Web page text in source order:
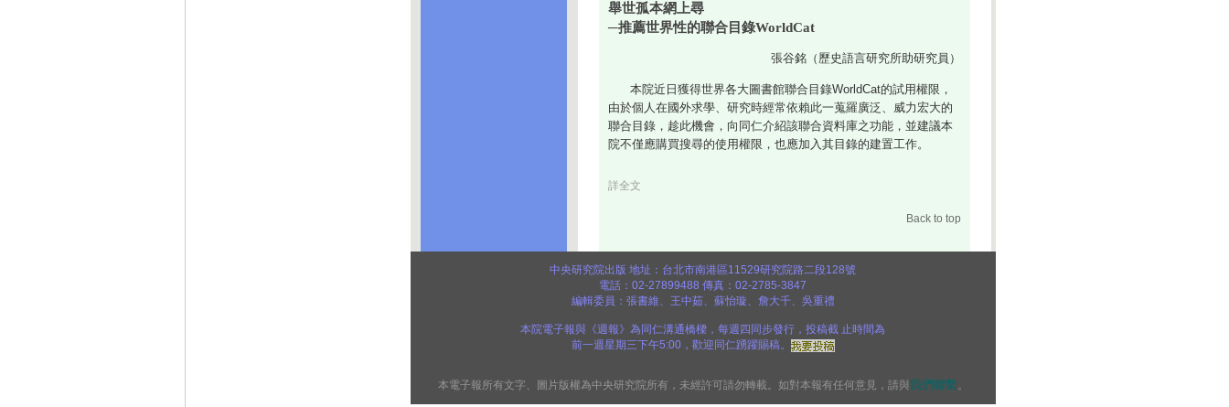
舉世孤本網上尋
─推薦世界性的聯合目錄WorldCat
張谷銘（歷史語言研究所助研究員）
本院近日獲得世界各大圖書館聯合目錄WorldCat的試用權限，
由於個人在國外求學、研究時經常依賴此一蒐羅廣泛、威力宏大的
聯合目錄，趁此機會，向同仁介紹該聯合資料庫之功能，並建議本
院不僅應購買搜尋的使用權限，也應加入其目錄的建置工作。
詳全文
Back to top
中央研究院出版 地址：台北市南港區11529研究院路二段128號
電話：02-27899488 傳真：02-2785-3847
編輯委員：張書維、王中茹、蘇怡璇、詹大千、吳重禮
本院電子報與《週報》為同仁溝通橋樑，每週四同步發行，投稿截 止時間為
前一週星期三下午5:00，歡迎同仁踴躍賜稿。
本電子報所有文字、圖片版權為中央研究院所有，未經許可請勿轉載。如對本報有任何意見，請與我們聯繫。